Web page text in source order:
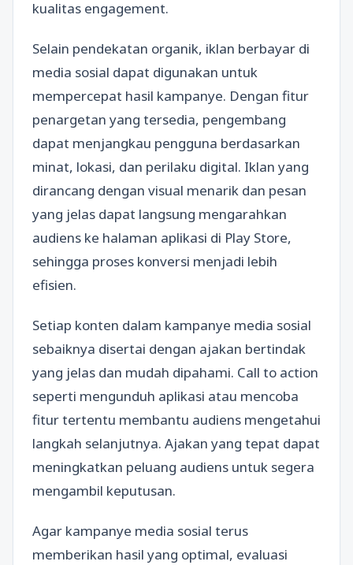
kualitas engagement.
Selain pendekatan organik, iklan berbayar di
media sosial dapat digunakan untuk
mempercepat hasil kampanye. Dengan fitur
penargetan yang tersedia, pengembang
dapat menjangkau pengguna berdasarkan
minat, lokasi, dan perilaku digital. Iklan yang
dirancang dengan visual menarik dan pesan
yang jelas dapat langsung mengarahkan
audiens ke halaman aplikasi di Play Store,
sehingga proses konversi menjadi lebih
efisien.
Setiap konten dalam kampanye media sosial
sebaiknya disertai dengan ajakan bertindak
yang jelas dan mudah dipahami. Call to action
seperti mengunduh aplikasi atau mencoba
fitur tertentu membantu audiens mengetahui
langkah selanjutnya. Ajakan yang tepat dapat
meningkatkan peluang audiens untuk segera
mengambil keputusan.
Agar kampanye media sosial terus
memberikan hasil yang optimal, evaluasi